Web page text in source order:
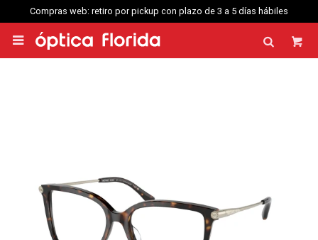
Compras web: retiro por pickup con plazo de 3 a 5 días hábiles
